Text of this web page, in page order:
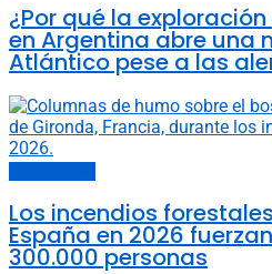
¿Por qué la
en Argentina abre una
Atlántico pese a las
Los incendios
España en 2026
300.000 personas